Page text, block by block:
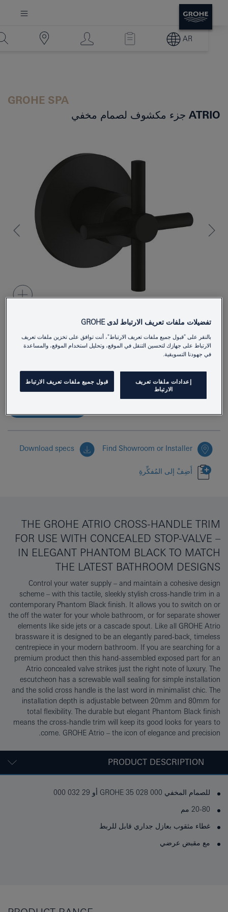
AR
GROHE SPA
ATRIO جزء مكشوف لصمام مخفي
Product Number
29396KF0
phantom black
Find Showroom or Installer
Download specs
أَضِفْ إلى المُفكِّرةِ
THE GROHE ATRIO CROSS-HANDLE TRIM
FOR USE WITH CONCEALED STOP-VALVE –
IN ELEGANT PHANTOM BLACK TO MATCH
THE LATEST BATHROOM DESIGNS
Control your water supply – and maintain a cohesive design
scheme – with this tactile, sleekly stylish cross-handle trim in a
contemporary Phantom Black finish. It allows you to switch on or
the off the water for your whole bathroom, or for separate shower
elements like side jets or a cascade spout. Like all GROHE Atrio
brassware it is designed to be an elegantly pared-back, timeless
centrepiece in your modern bathroom. If you are searching for a
premium product then this hand-assembled exposed part for an
Atrio concealed valve strikes just the right note of luxury. The
escutcheon has a screwable wall sealing for simple installation
and the solid cross handle is the last word in minimalist chic. The
installation depth is adjustable between 20mm and 80mm for
total flexibility. The durable but elegant Phantom Black finish
means the cross-handle trim will keep its good looks for years to
come. GROHE Atrio – the icon of elegance and precision.
PRODUCT DESCRIPTION
للصمام المخفي GROHE 35 028 000 أو 29 032 000
20-80 مم
غطاء مثقوب بعازل جداري قابل للربط
مع مقبض عرضي
تفضيلات ملفات تعريف الارتباط لدى GROHE
بالنقر على "قبول جميع ملفات تعريف الارتباط"، أنت توافق على تخزين ملفات تعريف
الارتباط على جهازك لتحسين التنقل في الموقع، وتحليل استخدام الموقع، والمساعدة
في جهودنا التسويقية.
إعدادات ملفات تعريف
الارتباط
قبول جميع ملفات تعريف الارتباط